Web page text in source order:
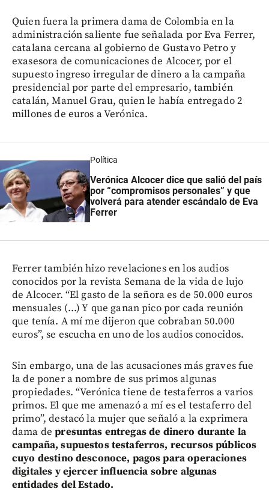
Quien fuera la primera dama de Colombia en la
administración saliente fue señalada por Eva Ferrer,
catalana cercana al gobierno de Gustavo Petro y
exasesora de comunicaciones de Alcocer, por el
supuesto ingreso irregular de dinero a la campaña
presidencial por parte del empresario, también
catalán, Manuel Grau, quien le había entregado 2
millones de euros a Verónica.
Política
Verónica Alcocer dice que salió del país
por “compromisos personales” y que
volverá para atender escándalo de Eva
Ferrer
Ferrer también hizo revelaciones en los audios
conocidos por la revista Semana de la vida de lujo
de Alcocer. “El gasto de la señora es de 50.000 euros
mensuales (...) Y que ganan pico por cada reunión
que tenía. A mí me dijeron que cobraban 50.000
euros”, se escucha en uno de los audios conocidos.
Sin embargo, una de las acusaciones más graves fue
la de poner a nombre de sus primos algunas
propiedades. “Verónica tiene de testaferros a varios
primos. El que me amenazó a mí es el testaferro del
primo”, destacó la mujer que señaló a la exprimera
dama depresuntas entregas de dinero durante la
campaña, supuestos testaferros, recursos públicos
cuyo destino desconoce, pagos para operaciones
digitales y ejercer influencia sobre algunas
entidades del Estado.